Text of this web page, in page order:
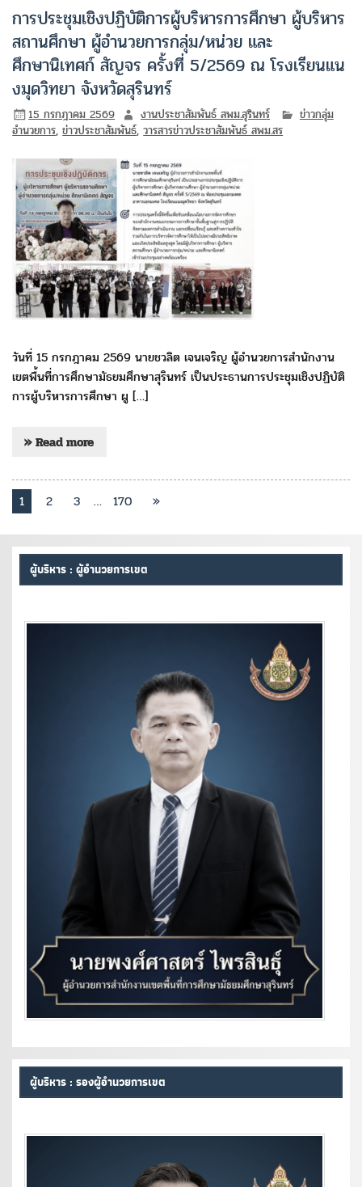
การประชุมเชิงปฏิบัติการผู้บริหารการศึกษา ผู้บริหาร
สถานศึกษา ผู้อำนวยการกลุ่ม/หน่วย และ
ศึกษานิเทศก์ สัญจร ครั้งที่ 5/2569 ณ โรงเรียนแน
งมุดวิทยา จังหวัดสุรินทร์
15 กรกฎาคม 2569 งานประชาสัมพันธ์ สพม.สุรินทร์
ข่าวกลุ่ม
อำนวยการ,ข่าวประชาสัมพันธ์,วารสารข่าวประชาสัมพันธ์ สพม.สร
วันที่ 15 กรกฎาคม 2569 นายชวลิต เจนเจริญ ผู้อำนวยการสำนักงาน
เขตพื้นที่การศึกษามัธยมศึกษาสุรินทร์ เป็นประธานการประชุมเชิงปฏิบัติ
การผู้บริหารการศึกษา ผู […]
» Read more
1 2 3 … 170 »
ผู้บริหาร : ผู้อำนวยการเขต
ผู้บริหาร : รองผู้อำนวยการเขต